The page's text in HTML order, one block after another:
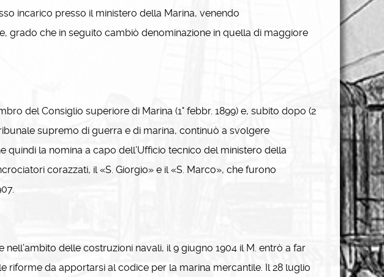
incarico presso il ministero della Marina, venendo
grado che in seguito cambiò denominazione in quella di maggiore
del Consiglio superiore di Marina (1° febbr. 1899) e, subito dopo (2
supremo di guerra e di marina, continuò a svolgere
quindi la nomina a capo dell’Ufficio tecnico del ministero della
corazzati, il «S. Giorgio» e il «S. Marco», che furono
delle costruzioni navali, il 9 giugno 1904 il M. entrò a far
riforme da apportarsi al codice per la marina mercantile. Il 28 luglio